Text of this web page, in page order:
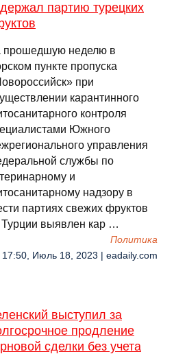
партию турецких
прошедшую неделю в
пункте пропуска
при
карантинного
контроля
Южного
управления
службы по
и
надзору в
партиях свежих фруктов
Турции выявлен кар …
Политика
17:50, Июль 18, 2023 | eadaily.com
выступил за
продление
сделки без учета